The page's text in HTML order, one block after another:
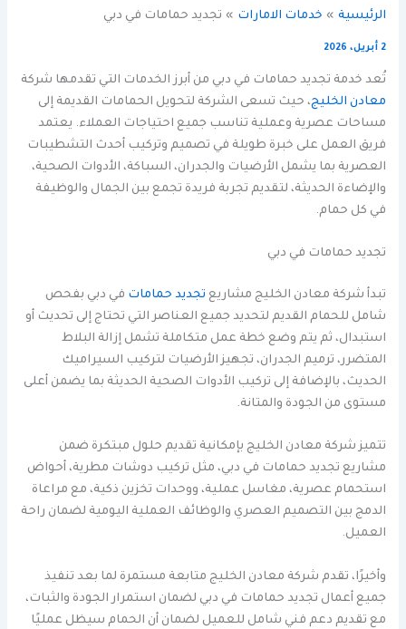
الرئيسية خدمات الامارات تجديد حمامات في دبي
2 أبريل، 2026
تُعد خدمة تجديد حمامات في دبي من أبرز الخدمات التي تقدمها شركة
معادن الخليج، حيث تسعى الشركة لتحويل الحمامات القديمة إلى
مساحات عصرية وعملية تناسب جميع احتياجات العملاء. يعتمد
فريق العمل على خبرة طويلة في تصميم وتركيب أحدث التشطيبات
العصرية بما يشمل الأرضيات والجدران، السباكة، الأدوات الصحية،
والإضاءة الحديثة، لتقديم تجربة فريدة تجمع بين الجمال والوظيفة
في كل حمام.
تجديد حمامات في دبي
تبدأ شركة معادن الخليج مشاريع تجديد حمامات في دبي بفحص
شامل للحمام القديم لتحديد جميع العناصر التي تحتاج إلى تحديث أو
استبدال، ثم يتم وضع خطة عمل متكاملة تشمل إزالة البلاط
المتضرر، ترميم الجدران، تجهيز الأرضيات لتركيب السيراميك
الحديث، بالإضافة إلى تركيب الأدوات الصحية الحديثة بما يضمن أعلى
مستوى من الجودة والمتانة.
تتميز شركة معادن الخليج بإمكانية تقديم حلول مبتكرة ضمن
مشاريع تجديد حمامات في دبي، مثل تركيب دوشات مطرية، أحواض
استحمام عصرية، مغاسل عملية، ووحدات تخزين ذكية، مع مراعاة
الدمج بين التصميم العصري والوظائف العملية اليومية لضمان راحة
العميل.
وأخيرًا، تقدم شركة معادن الخليج متابعة مستمرة لما بعد تنفيذ
جميع أعمال تجديد حمامات في دبي لضمان استمرار الجودة والثبات،
مع تقديم دعم فني شامل للعميل لضمان أن الحمام سيظل عمليًا